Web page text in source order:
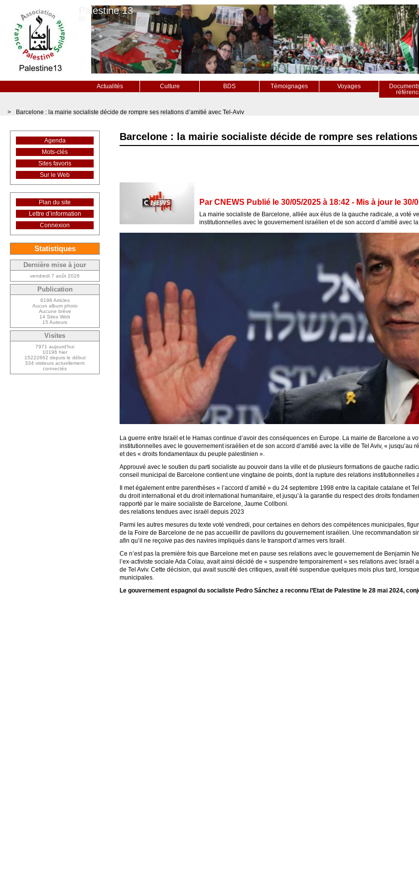
Palestine 13
Actualités Culture BDS Témoignages Voyages
>
Barcelone : la mairie socialiste décide de rompre ses relations d’amitié avec Tel-Aviv
Barcelone : la mairie socialiste décide de rompre ses relations
Par CNEWS Publié le 30/05/2025 à 18:42 - Mis à jour le 30/
La mairie socialiste de Barcelone, alliée aux élus de la gauche radicale, a voté
institutionnelles avec le gouvernement israélien et de son accord d’amitié avec
La guerre entre Israël et le Hamas continue d’avoir des conséquences en Europe. La mairie de Barcelone a
institutionnelles avec le gouvernement israélien et de son accord d’amitié avec la ville de Tel Aviv, « jusqu’au
et des « droits fondamentaux du peuple palestinien ».
Approuvé avec le soutien du parti socialiste au pouvoir dans la ville et de plusieurs formations de gauche
conseil municipal de Barcelone contient une vingtaine de points, dont la rupture des relations institutionnelles
Il met également entre parenthèses « l’accord d’amitié » du 24 septembre 1998 entre la capitale catalane et
du droit international et du droit international humanitaire, et jusqu’à la garantie du respect des droits
rapporté par le maire socialiste de Barcelone, Jaume Collboni.
des relations tendues avec israël depuis 2023
Parmi les autres mesures du texte voté vendredi, pour certaines en dehors des compétences municipales,
de la Foire de Barcelone de ne pas accueillir de pavillons du gouvernement israélien. Une recommandation
afin qu’il ne reçoive pas des navires impliqués dans le transport d’armes vers Israël.
Ce n’est pas la première fois que Barcelone met en pause ses relations avec le gouvernement de Benjamin
l’ex-activiste sociale Ada Colau, avait ainsi décidé de « suspendre temporairement » ses relations avec
de Tel Aviv. Cette décision, qui avait suscité des critiques, avait été suspendue quelques mois plus tard,
municipales.
Le gouvernement espagnol du socialiste Pedro Sánchez a reconnu l’Etat de Palestine le 28 mai 2024,
Agenda
Mots-clés
Sites favoris
Sur le Web
Plan du site
Lettre d’information
Connexion
Statistiques
Dernière mise à jour
vendredi 7 août 2026
Publication
6198 Articles
Aucun album photo
Aucune brève
14 Sites Web
15 Auteurs
Visites
7971 aujourd’hui
10196 hier
15222662 depuis le début
334 visiteurs actuellement
connectés